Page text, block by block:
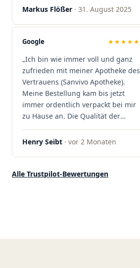
alles läuft unkompliziert und
sind extrem zügig, was mir jedes
Mal viel Zeit spart. Man merkt,
Kundenzufriedenheit an erster
Stelle stehen. Vielen Dank an das
Team von Sanvivo – ich bin
rundum begeistert!"
Markus Flößer · 31. August 2025
Google ★★★★★
„Ich bin wie immer voll und ganz
zufrieden mit meiner Apotheke des
Vertrauens (Sanvivo Apotheke).
Meine Bestellung kam bis jetzt
immer ordentlich verpackt bei mir
zu Hause an. Die Qualität der
Blüten ist auch immer auf einem
hohen Niveau, die Auswahl ist
ordentlich gelagert, ich hatte nur
Henry Seibt · vor 2 Monaten
Alle Trustpilot-Bewertungen